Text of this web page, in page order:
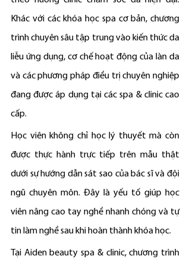
Khác với các khóa học spa cơ bản, chương
trình chuyên sâu tập trung vào kiến thức da
liễu ứng dụng, cơ chế hoạt động của làn da
và các phương pháp điều trị chuyên nghiệp
đang được áp dụng tại các spa & clinic cao
cấp.
Học viên không chỉ học lý thuyết mà còn
được thực hành trực tiếp trên mẫu thật
dưới sự hướng dẫn sát sao của bác sĩ và đội
ngũ chuyên môn. Đây là yếu tố giúp học
viên nâng cao tay nghề nhanh chóng và tự
tin làm nghề sau khi hoàn thành khóa học.
Tại Aiden beauty spa & clinic, chương trình